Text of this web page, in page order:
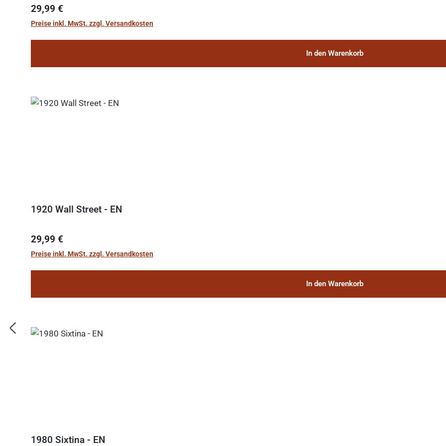
Regulärer Preis:
29,99 €
Preise inkl. MwSt. zzgl. Versandkosten
In den Warenkorb
1920 Wall Street - EN
Regulärer Preis:
29,99 €
Preise inkl. MwSt. zzgl. Versandkosten
In den Warenkorb
1980 Sixtina - EN